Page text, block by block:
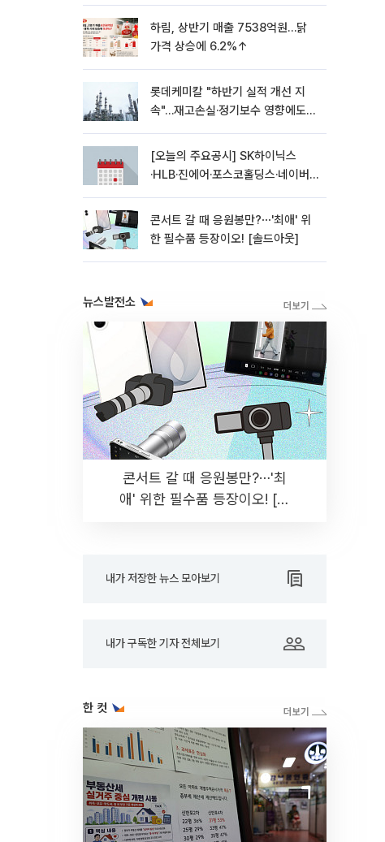
하림, 상반기 매출 7538억원…닭
가격 상승에 6.2%↑
롯데케미칼 "하반기 실적 개선 지
속"…재고손실·정기보수 영향에도
[오늘의 주요공시] SK하이닉스
·HLB·진에어·포스코홀딩스·네이버·
콘서트 갈 때 응원봉만?⋯'최애' 위
한 필수품 등장이오! [솔드아웃]
뉴스발전소
콘서트 갈 때 응원봉만?⋯'최
애' 위한 필수품 등장이오! [솔
내가 저장한 뉴스 모아보기
내가 구독한 기자 전체보기
한 컷